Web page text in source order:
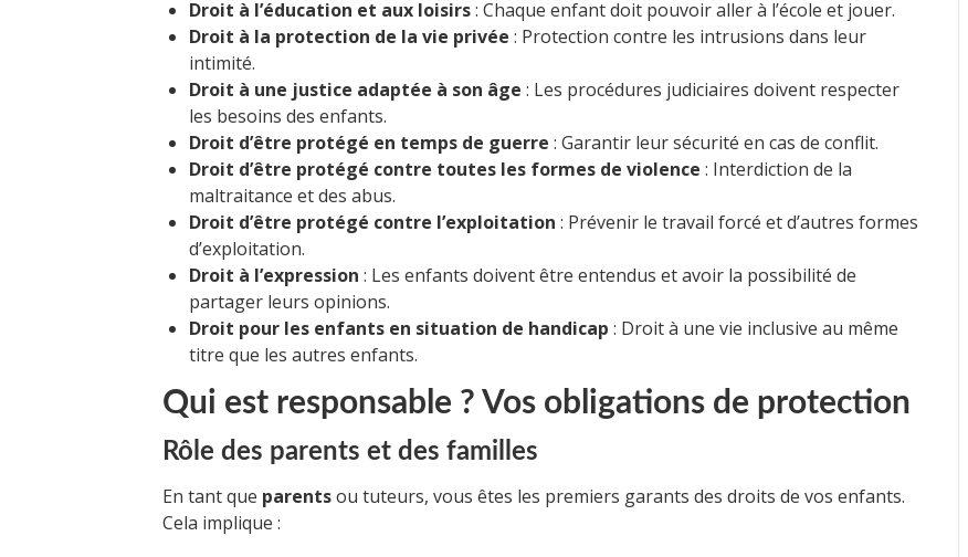
Droit à l’éducation et aux loisirs: Chaque enfant doit pouvoir aller à l’école et jouer.
Droit à la protection de la vie privée : Protection contre les intrusions dans leur
intimité.
Droit à une justice adaptée à son âge : Les procédures judiciaires doivent respecter
les besoins des enfants.
Droit d’être protégé en temps de guerre : Garantir leur sécurité en cas de conflit.
Droit d’être protégé contre toutes les formes de violence : Interdiction de la
maltraitance et des abus.
Droit d’être protégé contre l’exploitation : Prévenir le travail forcé et d’autres formes
d’exploitation.
Droit à l’expression : Les enfants doivent être entendus et avoir la possibilité de
partager leurs opinions.
Droit pour les enfants en situation de handicap : Droit à une vie inclusive au même
titre que les autres enfants.
Qui est responsable ? Vos obligations de protection
Rôle des parents et des familles
En tant que parentsou tuteurs, vous êtes les premiers garants des droits de vos enfants.
Cela implique :